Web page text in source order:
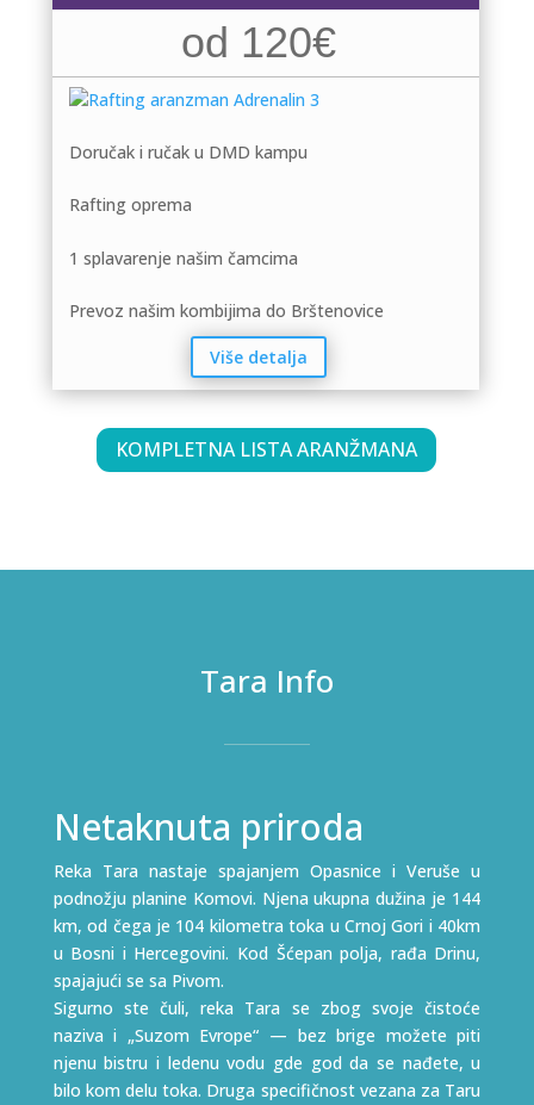
od 120€
Doručak i ručak u DMD kampu
Rafting oprema
1 splavarenje našim čamcima
Prevoz našim kombijima do Brštenovice
Više detalja
KOMPLETNA LISTA ARANŽMANA
Tara Info
Netaknuta priroda
Reka Tara nastaje spajanjem Opasnice i Veruše u
podnožju planine Komovi. Njena ukupna dužina je 144
km, od čega je 104 kilometra toka u Crnoj Gori i 40km
u Bosni i Hercegovini. Kod Šćepan polja, rađa Drinu,
spajajući se sa Pivom.
Sigurno ste čuli, reka Tara se zbog svoje čistoće
naziva i „Suzom Evrope“ — bez brige možete piti
njenu bistru i ledenu vodu gde god da se nađete, u
bilo kom delu toka. Druga specifičnost vezana za Taru